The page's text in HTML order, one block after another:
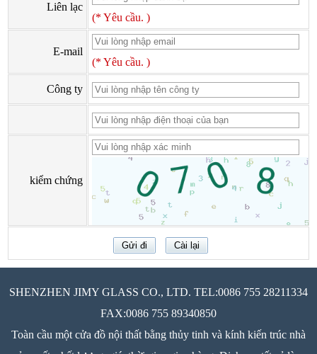
Liên lạc
(* Yêu cầu. )
E-mail
(* Yêu cầu. )
Công ty
kiểm chứng
SHENZHEN JIMY GLASS CO., LTD. TEL:0086 755 28211334
FAX:0086 755 89340850
Toàn cầu một cửa đồ nội thất bằng thủy tinh và kính kiến trúc nhà